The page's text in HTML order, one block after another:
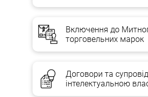
Швидкість надання необхідної
індивідуальний підхід до
КОЛИ ПРОВОДИТЬСЯ
Включення до
торговельних марок
Договори та
інтелектуальною